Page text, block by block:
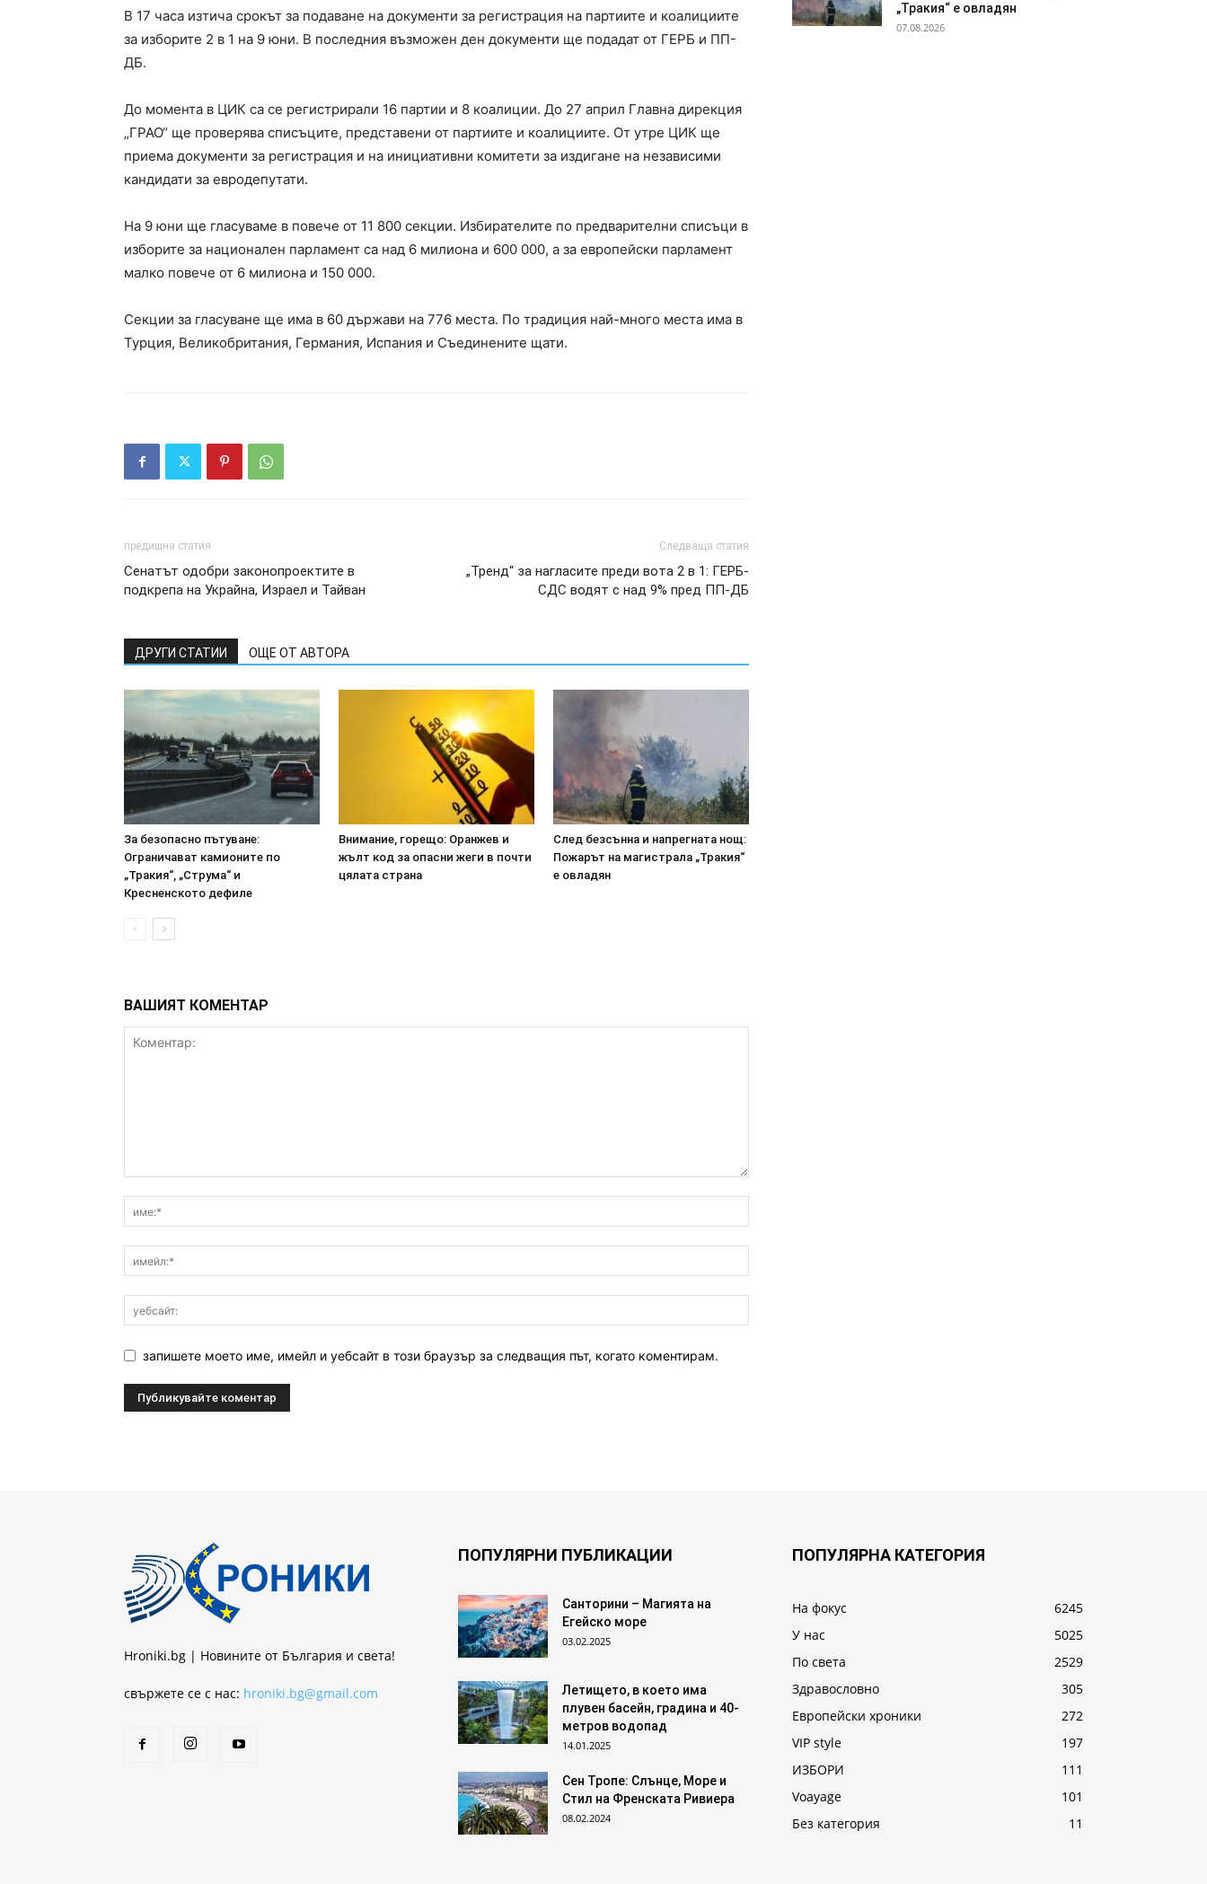
В 17 часа изтича срокът за подаване на документи за регистрация на партиите и коалициите
за изборите 2 в 1 на 9 юни. В последния възможен ден документи ще подадат от ГЕРБ и ПП-
ДБ.
До момента в ЦИК са се регистрирали 16 партии и 8 коалиции. До 27 април Главна дирекция
„ГРАО“ ще проверява списъците, представени от партиите и коалициите. От утре ЦИК ще
приема документи за регистрация и на инициативни комитети за издигане на независими
кандидати за евродепутати.
На 9 юни ще гласуваме в повече от 11 800 секции. Избирателите по предварителни списъци в
изборите за национален парламент са над 6 милиона и 600 000, а за европейски парламент
малко повече от 6 милиона и 150 000.
Секции за гласуване ще има в 60 държави на 776 места. По традиция най-много места има в
Турция, Великобритания, Германия, Испания и Съединените щати.
предишна статия
Сенатът одобри законопроектите в
подкрепа на Украйна, Израел и Тайван
Следваща статия
„Тренд“ за нагласите преди вота 2 в 1: ГЕРБ-
СДС водят с над 9% пред ПП-ДБ
ДРУГИ СТАТИИ ОЩЕ ОТ АВТОРА
За безопасно пътуване:
Ограничават камионите по
„Тракия“, „Струма“ и
Кресненското дефиле
Внимание, горещо: Оранжев и
жълт код за опасни жеги в почти
цялата страна
След безсънна и напрегната нощ:
Пожарът на магистрала „Тракия“
е овладян
ВАШИЯТ КОМЕНТАР
запишете моето име, имейл и уебсайт в този браузър за следващия път, когато коментирам.
„Тракия“ е овладян
07.08.2026
Hroniki.bg | Новините от България и света!
свържете се с нас: hroniki.bg@gmail.com
ПОПУЛЯРНИ ПУБЛИКАЦИИ
Санторини – Магията на
Егейско море
03.02.2025
Летището, в което има
плувен басейн, градина и 40-
метров водопад
14.01.2025
Сен Тропе: Слънце, Море и
Стил на Френската Ривиера
08.02.2024
ПОПУЛЯРНА КАТЕГОРИЯ
На фокус
6245
У нас
5025
По света
2529
Здравословно
305
Европейски хроники
272
VIP style
197
ИЗБОРИ
111
Voayage
101
Без категория
11